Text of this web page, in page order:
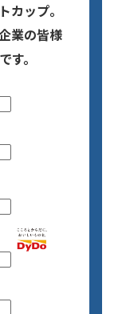
カップ。
業の皆様
す。